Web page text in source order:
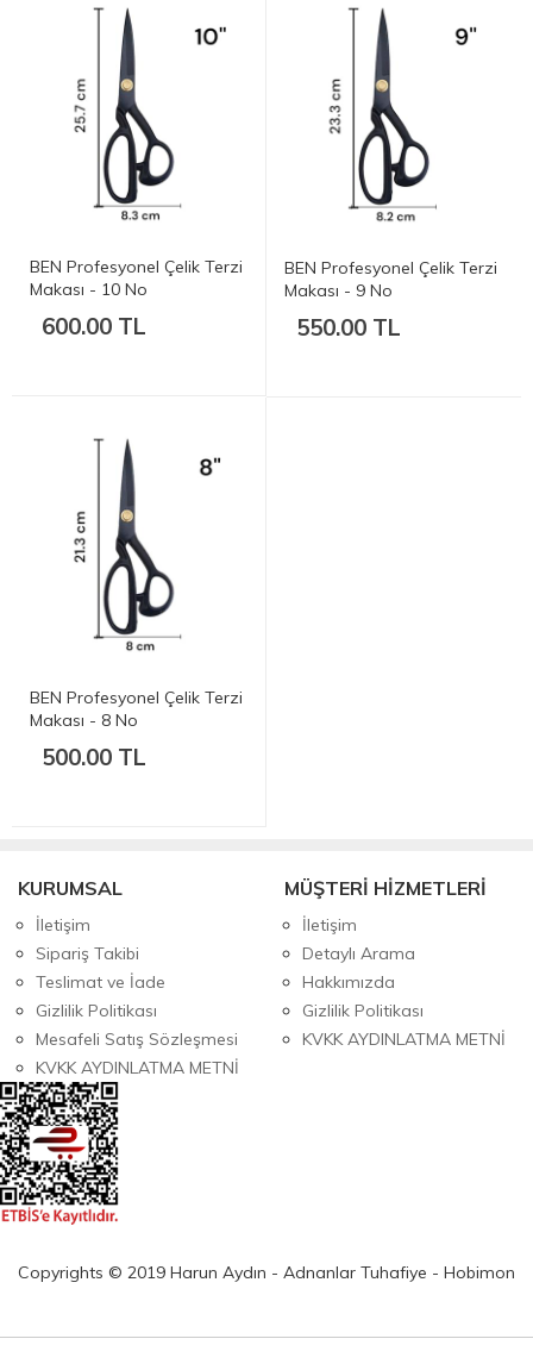
BEN Profesyonel Çelik Terzi
Makası - 10 No
600.00 TL
BEN Profesyonel Çelik Terzi
Makası - 9 No
550.00 TL
BEN Profesyonel Çelik Terzi
Makası - 8 No
500.00 TL
KURUMSAL
İletişim
Sipariş Takibi
Teslimat ve İade
Gizlilik Politikası
Mesafeli Satış Sözleşmesi
KVKK AYDINLATMA METNİ
MÜŞTERİ HİZMETLERİ
İletişim
Detaylı Arama
Hakkımızda
Gizlilik Politikası
KVKK AYDINLATMA METNİ
Copyrights © 2019 Harun Aydın - Adnanlar Tuhafiye - Hobimon